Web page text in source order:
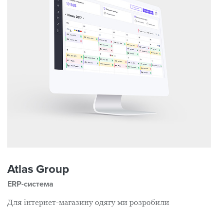
Atlas Group
ERP-система
Для інтернет-магазину одягу ми розробили